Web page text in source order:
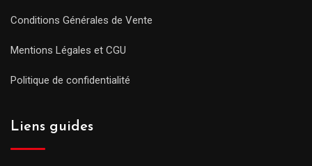
Conditions Générales de Vente
Mentions Légales et CGU
Politique de confidentialité
Liens guides